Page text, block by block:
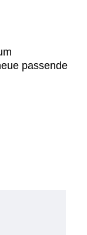
passende